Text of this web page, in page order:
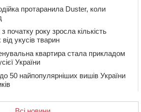
протаранила Duster, коли
початку року зросла кількість
укусів тварин
квартира стала прикладом
України
50 найпопулярніших вишів України